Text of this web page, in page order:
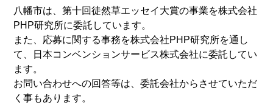
八幡市は、第十回徒然草エッセイ大賞の事業を株式会社
PHP研究所に委託しています。
また、応募に関する事務を株式会社PHP研究所を通し
て、日本コンベンションサービス株式会社に委託してい
ます。
お問い合わせへの回答等は、委託会社からさせていただ
く事もあります。